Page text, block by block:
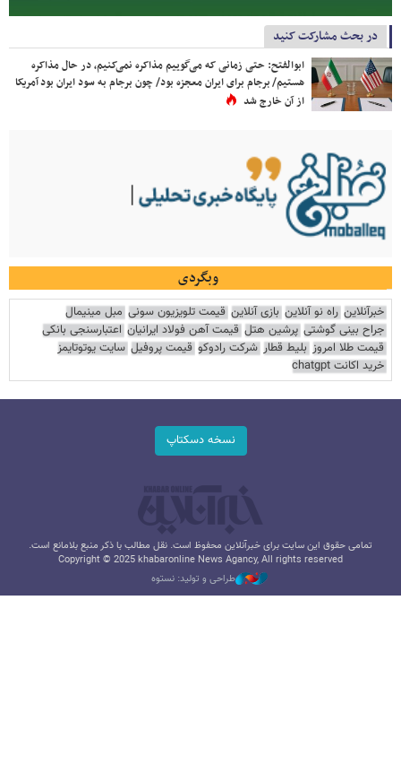
در بحث مشارکت کنید
ابوالفتح: حتی زمانی که می‌گوییم مذاکره نمی‌کنیم، در حال مذاکره
هستیم/ برجام برای ایران معجزه بود/ چون برجام به سود ایران بود آمریکا
از آن خارج شد
وبگردی
خبرآنلاین راه نو آنلاین بازی آنلاین قیمت تلویزیون سونی مبل مینیمال
جراح بینی گوشتی پرشین هتل قیمت آهن فولاد ایرانیان اعتبارسنجی بانکی
قیمت طلا امروز بلیط قطار شرکت رادوکو قیمت پروفیل سایت یوتوتایمز
خرید اکانت chatgpt
نسخه دسکتاپ
تمامی حقوق این سایت برای خبرآنلاین محفوظ است. نقل مطالب با ذکر منبع بلامانع است.
Copyright © 2025 khabaronline News Agancy, All rights reserved
طراحی و تولید: نستوه